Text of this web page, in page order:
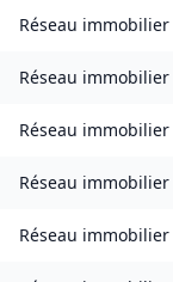
Réseau immobilier
Réseau immobilier
Réseau immobilier
Réseau immobilier
Réseau immobilier